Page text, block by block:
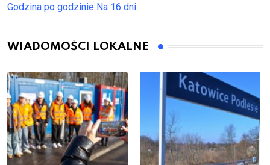
Godzina po godzinie Na 16 dni
WIADOMOŚCI LOKALNE